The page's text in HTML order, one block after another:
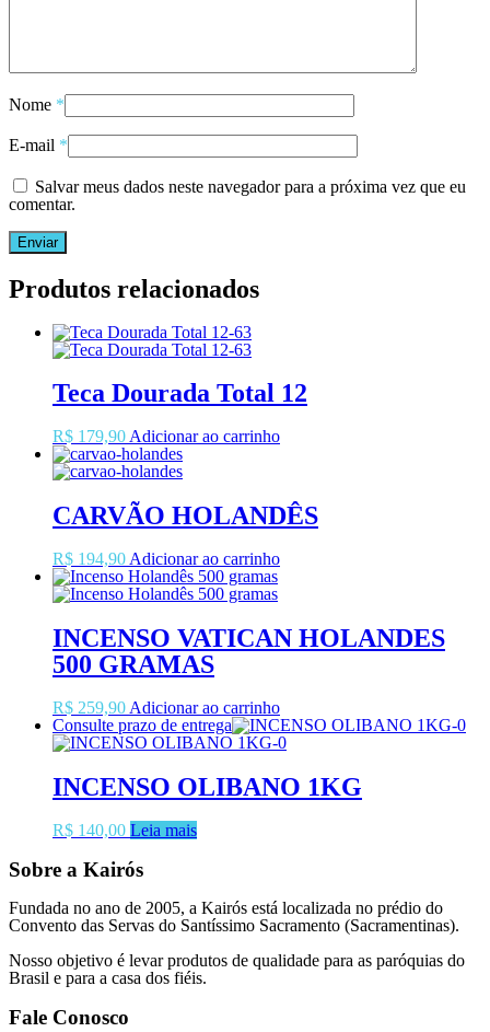
Nome *
E-mail *
Salvar meus dados neste navegador para a próxima vez que eu
comentar.
Produtos relacionados
Teca Dourada Total 12
R$ 179,90 Adicionar ao carrinho
CARVÃO HOLANDÊS
R$ 194,90 Adicionar ao carrinho
INCENSO VATICAN HOLANDES
500 GRAMAS
R$ 259,90 Adicionar ao carrinho
Consulte prazo de entrega
INCENSO OLIBANO 1KG
R$ 140,00 Leia mais
Sobre a Kairós
Fundada no ano de 2005, a Kairós está localizada no prédio do
Convento das Servas do Santíssimo Sacramento (Sacramentinas).
Nosso objetivo é levar produtos de qualidade para as paróquias do
Brasil e para a casa dos fiéis.
Fale Conosco